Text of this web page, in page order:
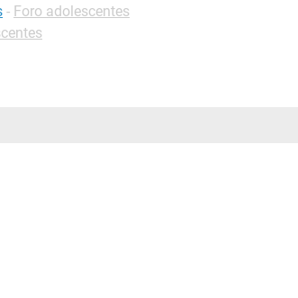
- Foro adolescentes